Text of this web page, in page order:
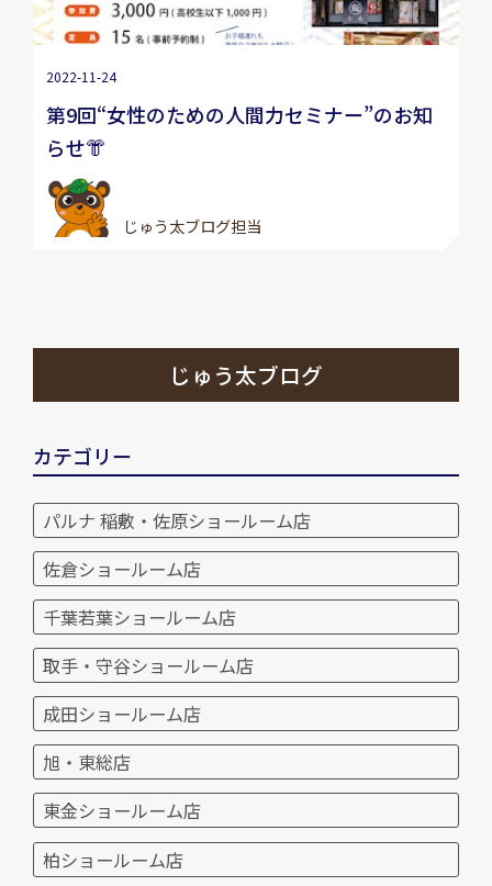
2022-11-24
第9回“女性のための人間力セミナー”のお知
らせ👘
じゅう太ブログ担当
じゅう太ブログ
カテゴリー
パルナ 稲敷・佐原ショールーム店
佐倉ショールーム店
千葉若葉ショールーム店
取手・守谷ショールーム店
成田ショールーム店
旭・東総店
東金ショールーム店
柏ショールーム店